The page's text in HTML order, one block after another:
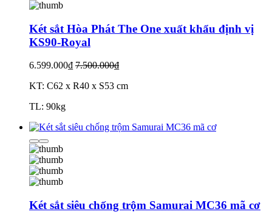
Két sắt Hòa Phát The One xuất khẩu định vị
KS90-Royal
6.599.000₫ 7.500.000₫
KT: C62 x R40 x S53 cm
TL: 90kg
Két sắt siêu chống trộm Samurai MC36 mã cơ